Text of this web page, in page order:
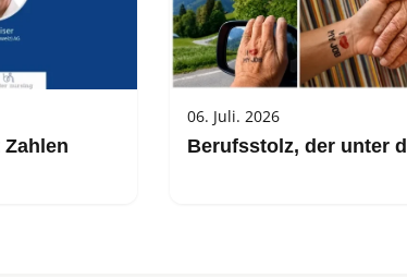
06. Juli. 2026
Berufsstolz, der unter